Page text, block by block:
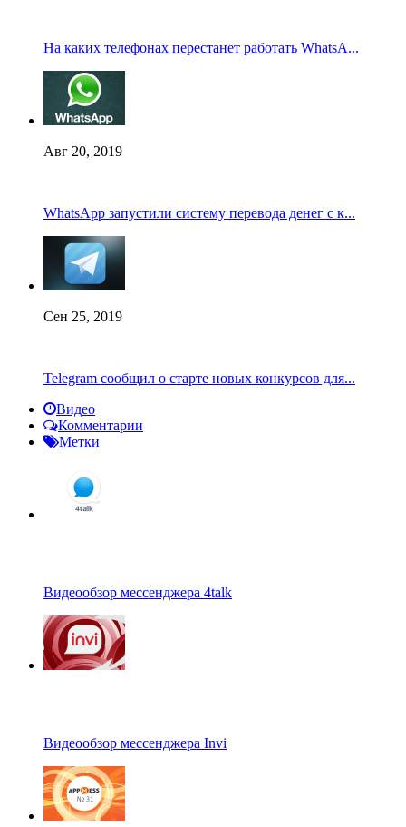
На каких телефонах перестанет работать WhatsA...
Авг 20, 2019
WhatsApp запустили систему перевода денег с к...
Сен 25, 2019
Telegram сообщил о старте новых конкурсов для...
Видео
Комментарии
Метки
Видеообзор мессенджера 4talk
Видеообзор мессенджера Invi